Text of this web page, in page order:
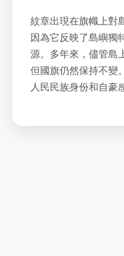
紋章出現在旗幟上對
因為它反映了島嶼獨
源。多年來，儘管島
但國旗仍然保持不變
人民民族身份和自豪